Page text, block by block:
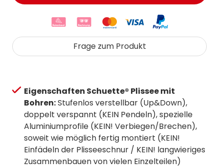
Frage zum Produkt
Eigenschaften Schuette® Plissee mit
Bohren:Stufenlos verstellbar (Up&Down),
doppelt verspannt (KEIN Pendeln), spezielle
Aluminiumprofile (KEIN! Verbiegen/Brechen),
soweit wie möglich fertig montiert (KEIN!
Einfädeln der Plisseeschnur / KEIN! langwieriges
Zusammenbauen von vielen Einzelteilen)